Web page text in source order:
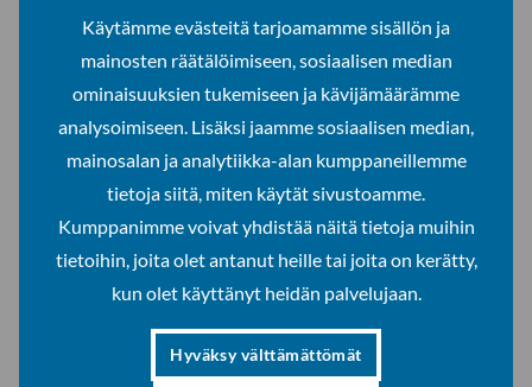
Käytämme evästeitä tarjoamamme sisällön ja
mainosten räätälöimiseen, sosiaalisen median
ominaisuuksien tukemiseen ja kävijämäärämme
analysoimiseen. Lisäksi jaamme sosiaalisen median,
mainosalan ja analytiikka-alan kumppaneillemme
tietoja siitä, miten käytät sivustoamme.
Kumppanimme voivat yhdistää näitä tietoja muihin
tietoihin, joita olet antanut heille tai joita on kerätty,
kun olet käyttänyt heidän palvelujaan.
Hyväksy välttämättömät
máilmmegovvii kulturárbbi meroštallan dorvvasta ja geat
mearridit ja válljejit, mii lea kulturárbi, ja gean dárbbuide dát
válljejumit vástidit.
Aikio dutkamuš fállá čoavddusin musea ja museageavadiid
sámáidahttima ja dan áddejumi suoibbuheami, ahte livččii
beare okta universála vuohki dahkat museabarggu.
Dutkamuš čujuha, ahte ii leat beare okta sámemusea, muhto
baicce sámemusea ja musea sámáidahttima duođalašvuođat
leat máŋggalágažat.